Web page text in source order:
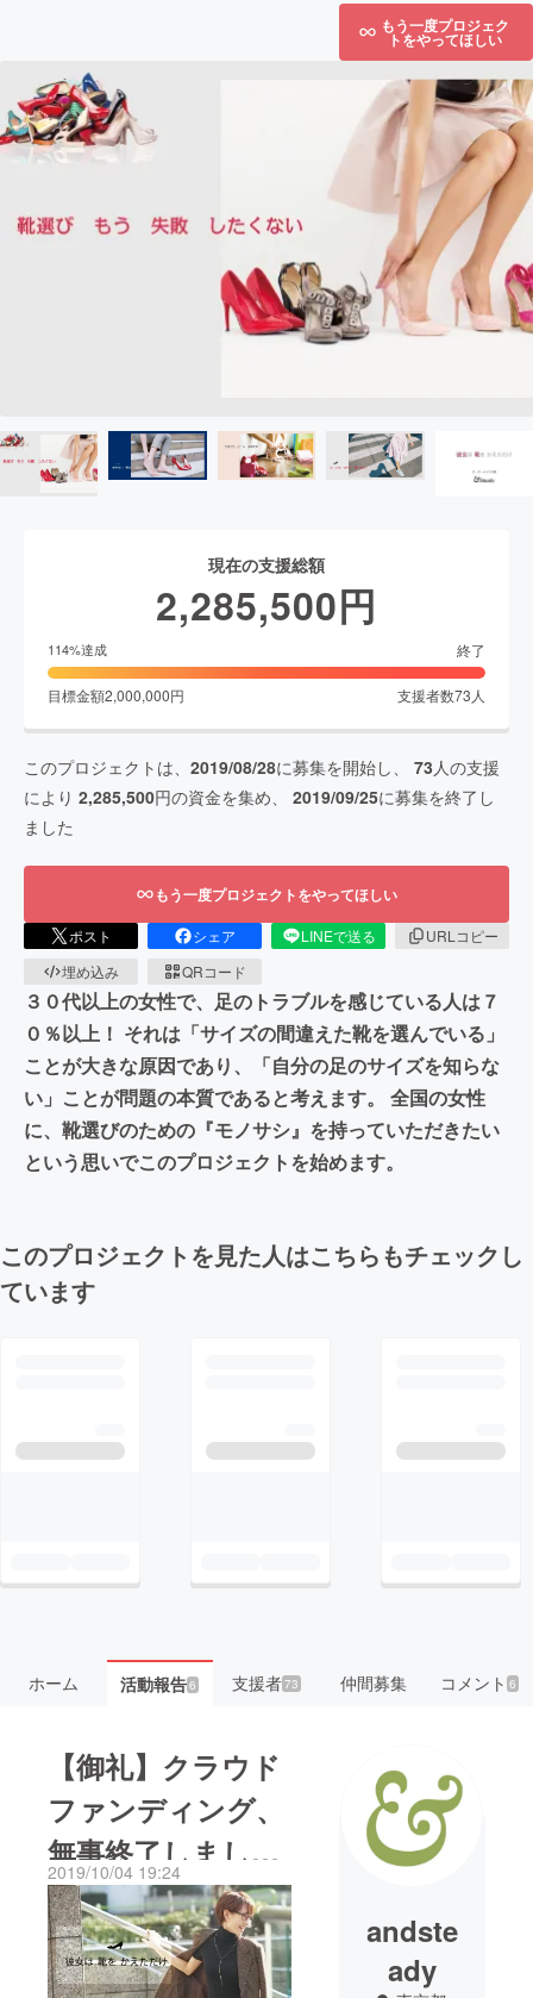
もう一度プロジェク
トをやってほしい
現在の支援総額
2,285,500円
114%達成 終了
目標金額2,000,000円 支援者数73 人
このプロジェクトは、 2019/08/28に募集を開始し、 73 人の支援
により 2,285,500円の資金を集め、 2019/09/25に募集を終了し
ました
もう一度プロジェクトをやってほしい
ポスト シェア LINEで送る
URLコピー
埋め込み
QRコード
３０代以上の女性で、足のトラブルを感じている人は７
０％以上！ それは「サイズの間違えた靴を選んでいる」
ことが大きな原因であり、「自分の足のサイズを知らな
い」ことが問題の本質であると考えます。 全国の女性
に、靴選びのための『モノサシ』を持っていただきたい
という思いでこのプロジェクトを始めます。
このプロジェクトを見た人はこちらもチェックし
ています
ホーム 活動報告6 支援者73 仲間募集 コメント6
【御礼】クラウド
ファンディング、
無事終了しまし
た！
2019/10/04 19:24
andste
ady